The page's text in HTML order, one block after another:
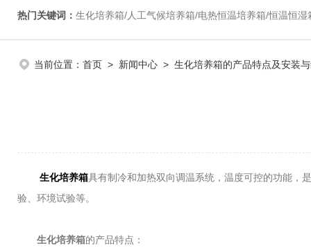
热门关键词： 生化培养箱/人工气候培养箱/电热恒温培养箱/恒温恒湿箱/光照培养箱/二氧化碳培养箱
当前位置： 首页 > 新闻中心 > 生化培养箱的产品特点及安装
生化培养箱具有制冷和加热双向调温系统，温度可控的功能，
验、环境试验等。
生化培养箱的产品特点：